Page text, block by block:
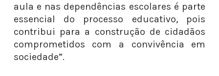
aula e nas dependências escolares é parte
essencial do processo educativo, pois
contribui para a construção de cidadãos
comprometidos com a convivência em
sociedade”.